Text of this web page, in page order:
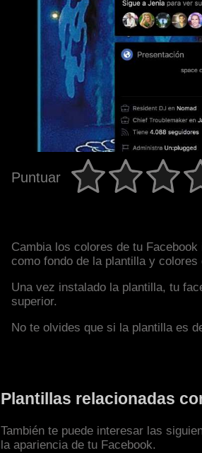
Puntuar
Cambia los colores de tu
como fondo de la plantilla y
Una vez instalado la plantilla, tu
superior.
No te olvides que si la plantilla es
Plantillas relacionadas
También te puede interesar las
la apariencia de tu Facebook.